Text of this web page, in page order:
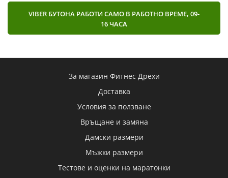
16 ЧАСА
Условия за ползване
Дамски размери
Мъжки размери
Тестове и оценки на маратонки